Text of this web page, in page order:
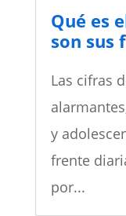
Qué es
son sus
Las cifras
y
frente
por...